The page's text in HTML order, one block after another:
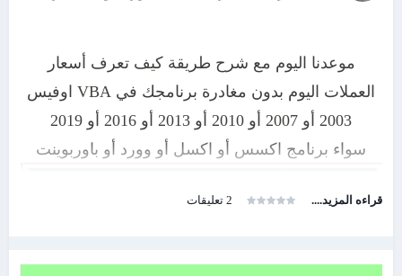
ساعة رقمية إعلانية
⭐
2️⃣ 4️⃣
⭐ المنبه الذكي 2024
⭐
2️⃣
⭐ صانع القوائم المختصرة 2026 ⭐( نسخة محدثة )
2️⃣6️⃣
⭐ مختبر فوكش الكيميائي التفاعلي - 2026
⭐
موعدنا اليوم مع شرح طريقة كيف تعرف أسعار
العملات اليوم بدون مغادرة برنامجك في VBA اوفيس
2003 أو 2007 أو 2010 أو 2013 أو 2016 أو 2019
سواء برنامج اكسس أو اكسل أو وورد أو باوربوينت
قراءه المزيد.... 2 تعليقات